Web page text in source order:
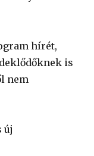
hírét,
is
nem
új